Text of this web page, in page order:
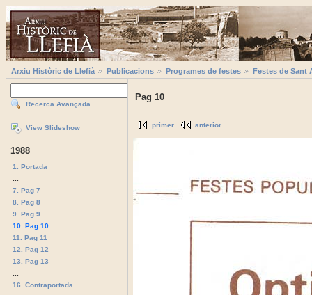
Arxiu Històric de Llefià Publicacions Programes de festes Festes de Sant
Recerca Avançada
View Slideshow
1988
1. Portada
7. Pag 7
8. Pag 8
9. Pag 9
10. Pag 10
11. Pag 11
12. Pag 12
13. Pag 13
16. Contraportada
Pag 10
primer anterior